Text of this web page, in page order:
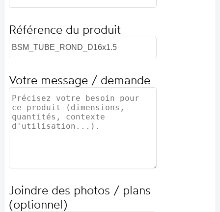
Référence du produit
Votre message / demande
Joindre des photos / plans
(optionnel)